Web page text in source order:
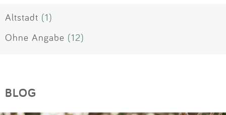
Altstadt (1)
Ohne Angabe (12)
BLOG